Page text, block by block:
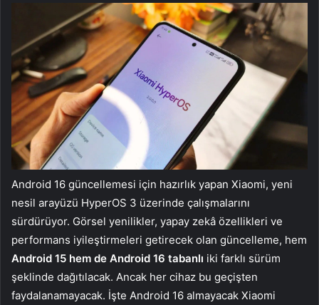
Android 16 güncellemesi için hazırlık yapan Xiaomi, yeni
nesil arayüzü HyperOS 3 üzerinde çalışmalarını
sürdürüyor. Görsel yenilikler, yapay zekâ özellikleri ve
performans iyileştirmeleri getirecek olan güncelleme, hem
Android 15 hem de Android 16 tabanlı iki farklı sürüm
şeklinde dağıtılacak. Ancak her cihaz bu geçişten
faydalanamayacak. İşte Android 16 almayacak Xiaomi